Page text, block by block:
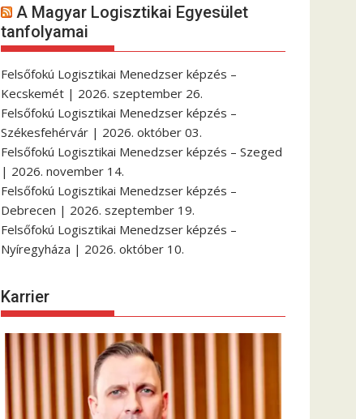
A Magyar Logisztikai Egyesület
tanfolyamai
Felsőfokú Logisztikai Menedzser képzés –
Kecskemét | 2026. szeptember 26.
Felsőfokú Logisztikai Menedzser képzés –
Székesfehérvár | 2026. október 03.
Felsőfokú Logisztikai Menedzser képzés – Szeged
| 2026. november 14.
Felsőfokú Logisztikai Menedzser képzés –
Debrecen | 2026. szeptember 19.
Felsőfokú Logisztikai Menedzser képzés –
Nyíregyháza | 2026. október 10.
Karrier